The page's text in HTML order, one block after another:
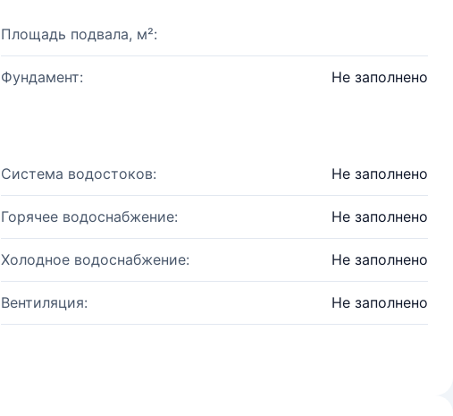
Площадь подвала, м²:
Фундамент: Не заполнено
Система водостоков: Не заполнено
Горячее водоснабжение: Не заполнено
Холодное водоснабжение: Не заполнено
Вентиляция: Не заполнено